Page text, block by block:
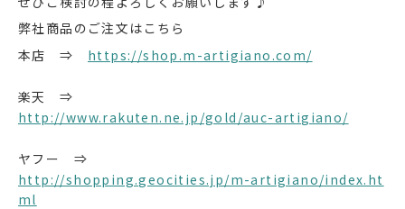
弊社商品のご注文はこちら
本店 ⇒ https://shop.m-artigiano.com/
楽天 ⇒
http://www.rakuten.ne.jp/gold/auc-artigiano/
ヤフー ⇒
http://shopping.geocities.jp/m-artigiano/index.ht
ml